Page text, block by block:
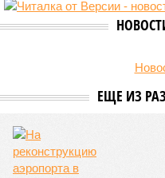
Министерство транспорта
актуальную сводку о ходе
Согласно официальным
службам удалось
на 17 ранее пострадавших
транспортной блокаде.
Напомним, что